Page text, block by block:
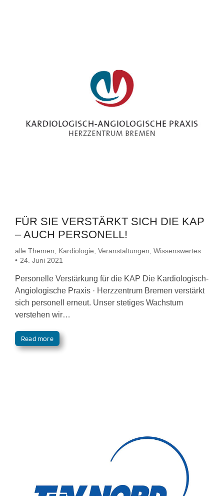
FÜR SIE VERSTÄRKT SICH DIE KAP
– AUCH PERSONELL!
alle Themen Kardiologie Veranstaltungen Wissenswertes
24. Juni 2021
Personelle Verstärkung für die KAP Die Kardiologisch-
Angiologische Praxis · Herzzentrum Bremen verstärkt
sich personell erneut. Unser stetiges Wachstum
verstehen wir…
Read more